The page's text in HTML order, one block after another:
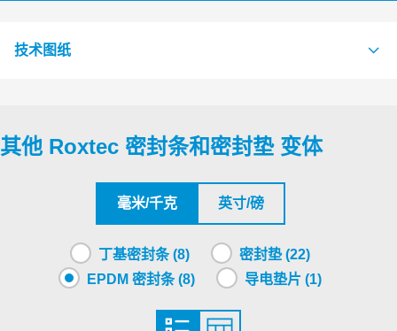
技术图纸
S1007680 GASKET WITH HOLES SLFR/RS 23-644
S1501710 SEALING STRIP - TSL 8X8 BUTYL GH / GH BG
S1501708 SEALING STRIP- TSL 8X8 BUTYL GH FL100 / GH BG
S1605275 SEALING STRIP- TSL 15x6 GHM80
S1605252 SEALING STRIP- TSL 15x6 GHM/ SFHM 60
其他 Roxtec 密封条和密封垫 变体
毫米/千克 英寸/磅
丁基密封条 (8)
密封垫 (22)
EPDM 密封条 (8)
导电垫片 (1)